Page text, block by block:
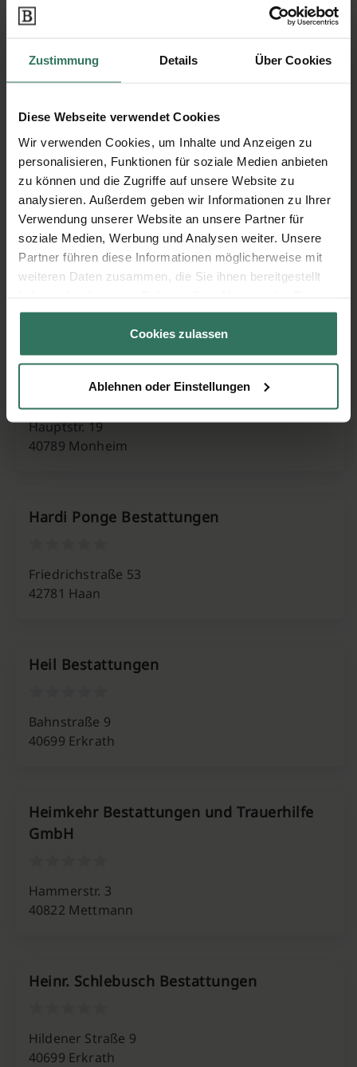
Zustimmung Details Über Cookies
Diese Webseite verwendet Cookies
Wir verwenden Cookies, um Inhalte und Anzeigen zu
personalisieren, Funktionen für soziale Medien anbieten
zu können und die Zugriffe auf unsere Website zu
analysieren. Außerdem geben wir Informationen zu Ihrer
Verwendung unserer Website an unsere Partner für
soziale Medien, Werbung und Analysen weiter. Unsere
Partner führen diese Informationen möglicherweise mit
weiteren Daten zusammen, die Sie ihnen bereitgestellt
gesammelt haben.
Cookies zulassen
Ablehnen oder Einstellungen
42555 Velbert
Feldhaus KG Beerdigungsinstitut
Alter Kirchplatz 19
Frank Odendahl Bestattungsinstitut
Hauptstr. 19
40789 Monheim
Hardi Ponge Bestattungen
Friedrichstraße 53
42781 Haan
Heil Bestattungen
Bahnstraße 9
40699 Erkrath
Heimkehr Bestattungen und Trauerhilfe
GmbH
Hammerstr. 3
40822 Mettmann
Heinr. Schlebusch Bestattungen
Hildener Straße 9
40699 Erkrath